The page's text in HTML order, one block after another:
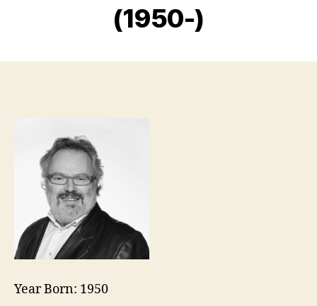
(1950-)
Year Born: 1950